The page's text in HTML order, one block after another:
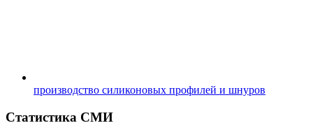
производство силиконовых профилей и шнуров
Статистика СМИ